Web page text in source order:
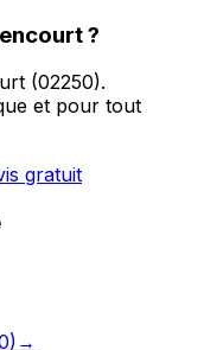
?
(02250).
et pour tout
gratuit
) →